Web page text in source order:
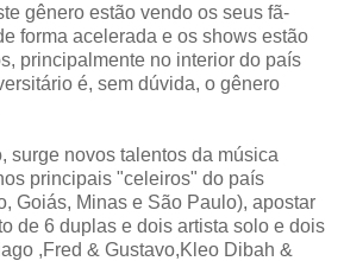
gênero estão vendo os seus fã-
forma acelerada e os shows estão
principalmente no interior do país
é, sem dúvida, o gênero
surge novos talentos da música
principais "celeiros" do país
Goiás, Minas e São Paulo), apostar
de 6 duplas e dois artista solo e dois
,Fred & Gustavo,Kleo Dibah &